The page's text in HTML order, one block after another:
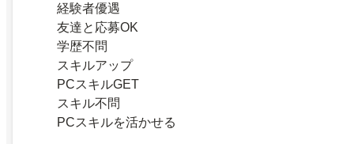
経験者優遇
友達と応募OK
学歴不問
スキルアップ
PCスキルGET
スキル不問
PCスキルを活かせる